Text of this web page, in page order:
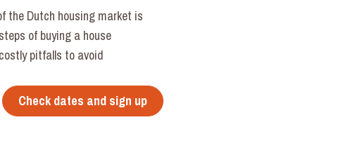
the Dutch housing market is
of buying a house
pitfalls to avoid
Check dates and sign up